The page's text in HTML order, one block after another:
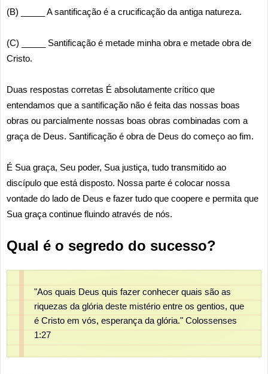
(B) _____ A santificação é a crucificação da antiga natureza.
(C) _____ Santificação é metade minha obra e metade obra de
Cristo.
Duas respostas corretas É absolutamente crítico que
entendamos que a santificação não é feita das nossas boas
obras ou parcialmente nossas boas obras combinadas com a
graça de Deus. Santificação é obra de Deus do começo ao fim.
É Sua graça, Seu poder, Sua justiça, tudo transmitido ao
discípulo que está disposto. Nossa parte é colocar nossa
vontade do lado de Deus e fazer tudo que coopere e permita que
Sua graça continue fluindo através de nós.
Qual é o segredo do sucesso?
"Aos quais Deus quis fazer conhecer quais são as
riquezas da glória deste mistério entre os gentios, que
é Cristo em vós, esperança da glória." Colossenses
1:27